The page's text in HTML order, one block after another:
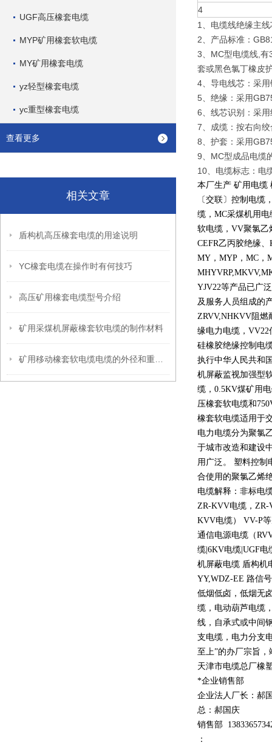
UGF高压橡套电缆
MYP矿用橡套软电缆
MY矿用橡套电缆
yz轻型橡套电缆
yc重型橡套电缆
查看更多
相关文章
盾构机高压橡套电缆的用途说明
YC橡套电缆在操作时有何技巧
高压矿用橡套电缆型号介绍
矿用采煤机屏蔽橡套软电缆的制作材料
4
1、电缆线绝缘主
2、产品标准：
3、MC型电缆线,有
套或黑色氯丁橡皮
4、导电线芯：采
5、绝缘：采用
6、线芯识别：采
7、成缆：按右向
8、护套：采用
9、MC型成品电缆
10、电缆标志：电
本厂生产 矿用电缆
〔交联〕控制电缆
缆， MC采煤机用电
软电缆， VV聚氯乙
CEFR乙丙胶绝缘、
MY ， MYP ， MC ，
YJV22等产品已广
及服务人员组成的
ZRVV,NHKVV阻燃
缘电力电缆， VV22
硅橡胶绝缘控制电
执行中华人民共和
机屏蔽监视加强型
缆， 0.5KV煤矿用
压橡套软电缆和
橡套软电缆适用于
电力电缆分为聚氯
于城市改造和建设
用广泛。 塑料控制
合使用的聚氯乙烯
电缆解释：非标电
ZR-KVV电缆， ZR-
KVV电缆） VV-P
通信电源电缆（
缆 |6KV电缆 |UGF电
机屏蔽电缆 盾构机
YY,WDZ-EE 路信
低烟低卤，低烟无
缆，电动葫芦电缆
线，自承式或中间
支电缆，电力分支
至上”的办厂宗旨，
天津市电缆总厂橡
*企业销售部
企业法人厂长：郝
总：郝国庆
销售部 13833
：